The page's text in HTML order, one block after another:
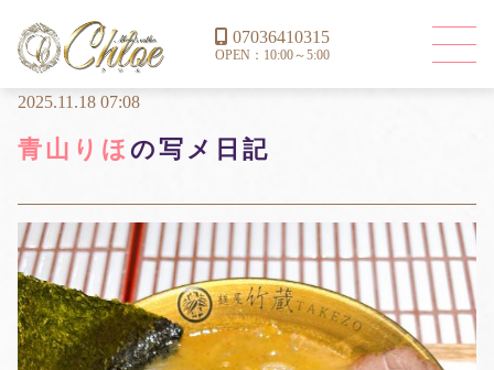
07036410315
OPEN：10:00～5:00
2025.11.18 07:08
青山りほ の写メ日記